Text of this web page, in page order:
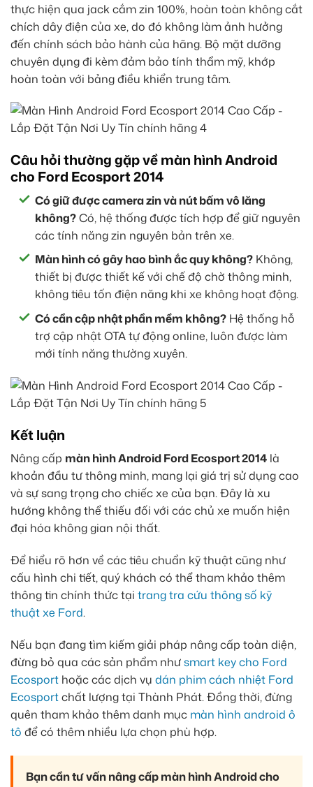
thực hiện qua jack cắm zin 100%, hoàn toàn không cắt
chích dây điện của xe, do đó không làm ảnh hưởng
đến chính sách bảo hành của hãng. Bộ mặt dưỡng
chuyên dụng đi kèm đảm bảo tính thẩm mỹ, khớp
hoàn toàn với bảng điều khiển trung tâm.
Câu hỏi thường gặp về màn hình Android
cho Ford Ecosport 2014
Có giữ được camera zin và nút bấm vô lăng
không?Có, hệ thống được tích hợp để giữ nguyên
các tính năng zin nguyên bản trên xe.
Màn hình có gây hao bình ắc quy không? Không,
thiết bị được thiết kế với chế độ chờ thông minh,
không tiêu tốn điện năng khi xe không hoạt động.
Có cần cập nhật phần mềm không? Hệ thống hỗ
trợ cập nhật OTA tự động online, luôn được làm
mới tính năng thường xuyên.
Kết luận
Nâng cấp màn hình Android Ford Ecosport 2014 là
khoản đầu tư thông minh, mang lại giá trị sử dụng cao
và sự sang trọng cho chiếc xe của bạn. Đây là xu
hướng không thể thiếu đối với các chủ xe muốn hiện
đại hóa không gian nội thất.
Để hiểu rõ hơn về các tiêu chuẩn kỹ thuật cũng như
cấu hình chi tiết, quý khách có thể tham khảo thêm
thông tin chính thức tại trang tra cứu thông số kỹ
thuật xe Ford.
Nếu bạn đang tìm kiếm giải pháp nâng cấp toàn diện,
đừng bỏ qua các sản phẩm nhưsmart key cho Ford
Ecosport hoặc các dịch vụ dán phim cách nhiệt Ford
Ecosportchất lượng tại Thành Phát. Đồng thời, đừng
quên tham khảo thêm danh mục màn hình android ô
tô để có thêm nhiều lựa chọn phù hợp.
Bạn cần tư vấn nâng cấp màn hình Android cho